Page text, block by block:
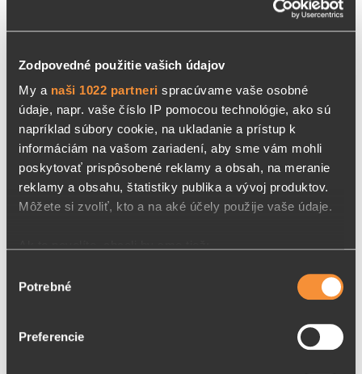
Zodpovedné použitie vašich údajov
My a naši 1022 partneri spracúvame vaše osobné
údaje, napr. vaše číslo IP pomocou technológie, ako sú
napríklad súbory cookie, na ukladanie a prístup k
informáciám na vašom zariadení, aby sme vám mohli
poskytovať prispôsobené reklamy a obsah, na meranie
reklamy a obsahu, štatistiky publika a vývoj produktov.
Môžete si zvoliť, kto a na aké účely použije vaše údaje.
polohe s presnosťou na niekoľko metrov
Viac informácií o tom, ako sa spracúvajú vaše osobné
súhlasu
Potrebné
Preferencie
NEKAŠLI SIRUP NA KAŠEĽ
Sirup NEKAŠLI je bylinkovým pohladením na
podráždené hrdlo počas prechladnutia. Obsahuje
6 …